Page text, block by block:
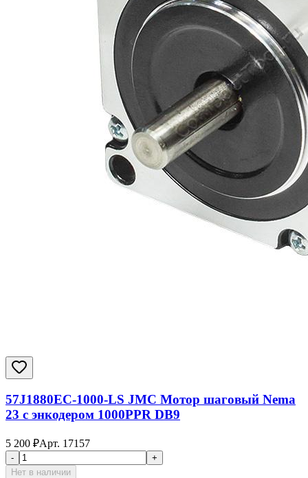
57J1880EC-1000-LS JMC Мотор шаговый Nema
23 с энкодером 1000PPR DB9
5 200 ₽Арт. 17157
-
+
Нет в наличии